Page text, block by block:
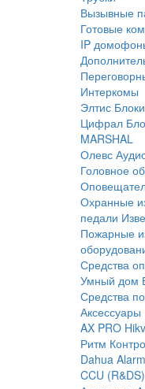
Вызывные
Готовые
IP
Интеркомы
Элтис
Цифрал
MARSHAL
Олевс
Головное
Охранные
педали
Пожарные
Средства
Умный дом
Средства
Аксессуары
AX PRO
Ритм
Dahua Alarm
CCU (R&DS)